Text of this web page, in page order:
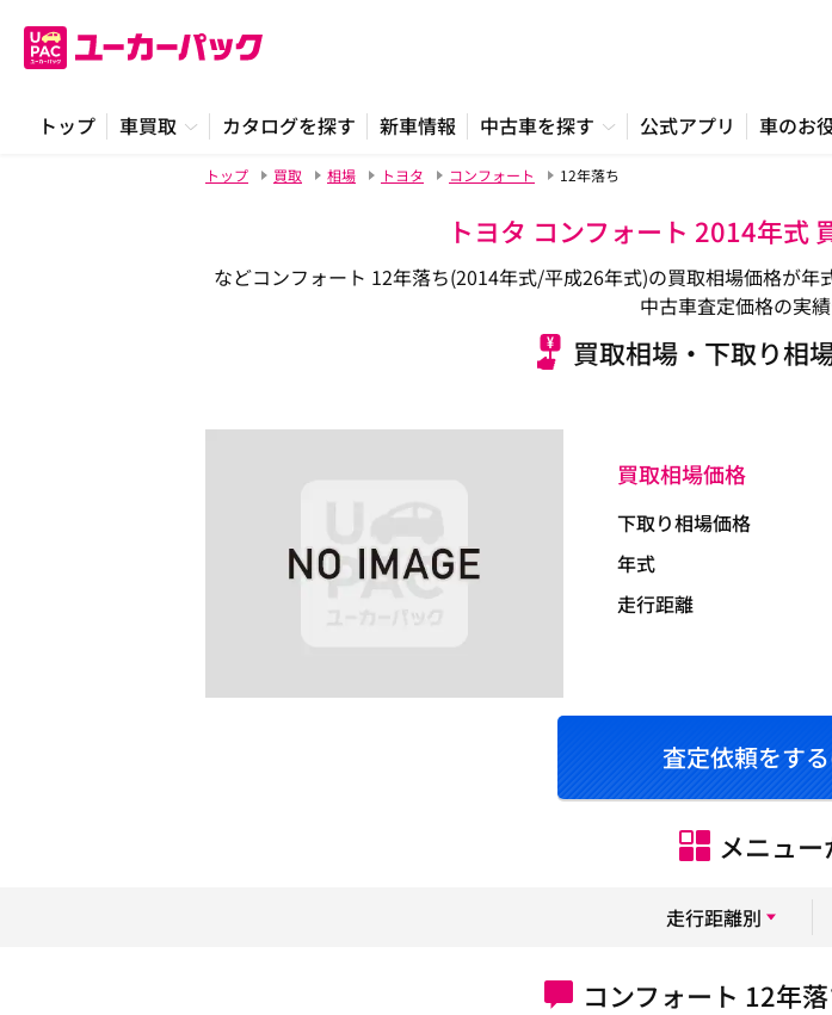
トップ 車買取 カタログを探す 新車情報 中古車を探す 公式アプリ 車のお
トップ 買取 相場 トヨタ コンフォート 12年落ち
トヨタ コンフォート 2014年式
などコンフォート 12年落ち(2014年式/平成26年式)の買取相場価格が
中古車査定価格の実
買取相場・下取り相
買取相場価格
下取り相場価格
年式
走行距離
査定依頼をす
メニュ
走行距離別
コンフォート 12年